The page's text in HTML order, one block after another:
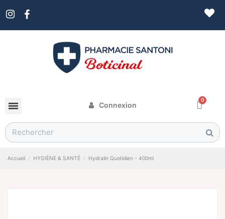
Connexion
Accueil HYGIÈNE & SANTÉ Hydralin Quotidien - 400ml